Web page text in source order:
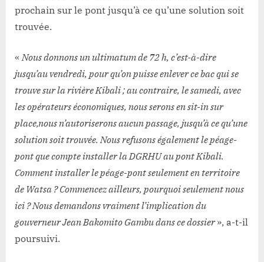
prochain sur le pont jusqu’à ce qu’une solution soit
trouvée.
« Nous donnons un ultimatum de 72 h, c’est-à-dire
jusqu’au vendredi, pour qu’on puisse enlever ce bac qui se
trouve sur la rivière Kibali ; au contraire, le samedi, avec
les opérateurs économiques, nous serons en sit-in sur
place,nous n’autoriserons aucun passage, jusqu’à ce qu’une
solution soit trouvée. Nous refusons également le péage-
pont que compte installer la DGRHU au pont Kibali.
Comment installer le péage-pont seulement en territoire
de Watsa ? Commencez ailleurs, pourquoi seulement nous
ici ? Nous demandons vraiment l’implication du
gouverneur Jean Bakomito Gambu dans ce dossier», a-t-il
poursuivi.